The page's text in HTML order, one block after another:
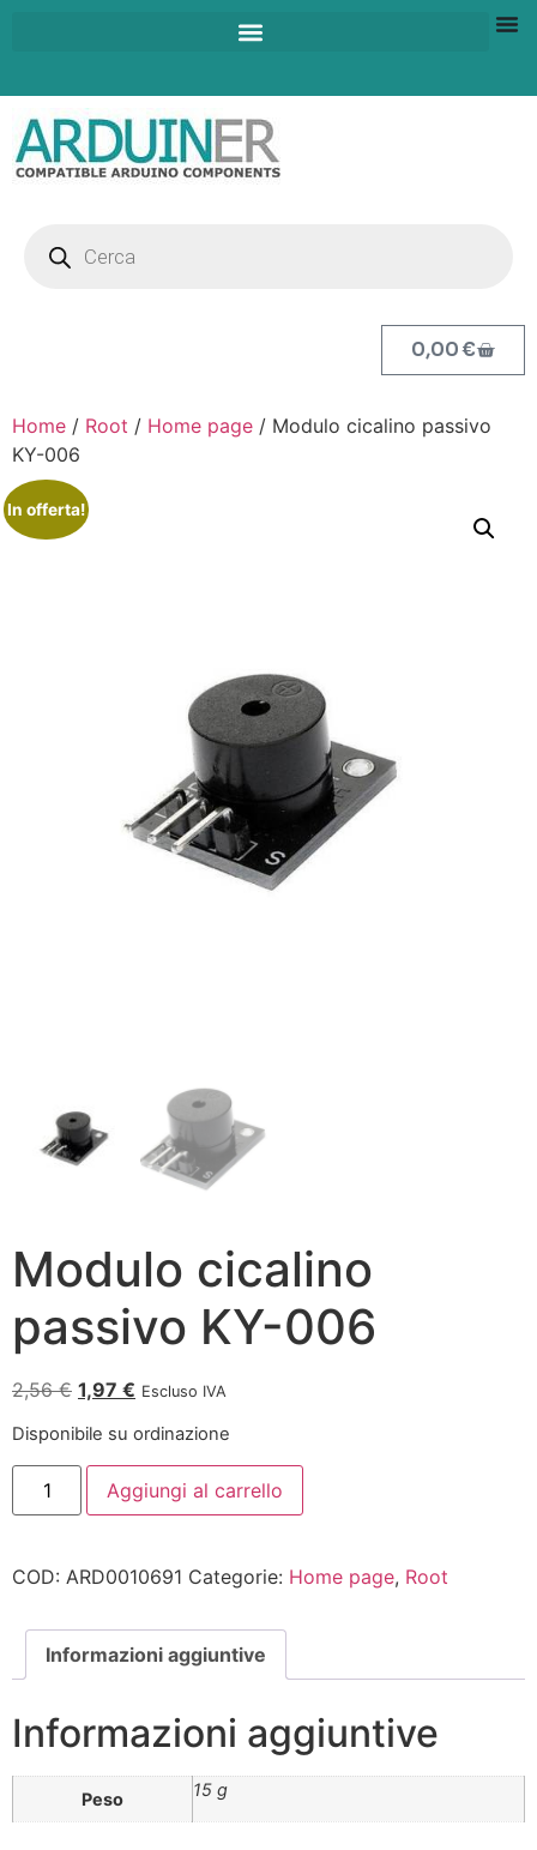
0,00€
Home / Root / Home page / Modulo cicalino passivo
KY-006
In offerta!
Modulo cicalino
passivo KY-006
2,56€ 1,97 € Escluso IVA
Disponibile su ordinazione
Aggiungi al carrello
COD: ARD0010691 Categorie: Home page, Root
Informazioni aggiuntive
Informazioni aggiuntive
Peso 15 g